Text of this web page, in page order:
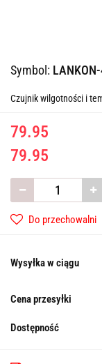
Symbol:
Czujnik wilgotności i
79.95
79.95
Do przechowalni
Wysyłka w ciągu
Cena przesyłki
Dostępność